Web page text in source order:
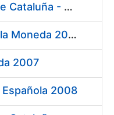
Gabinete Numismático de Cataluña - Museo Nacional de Arte de Cataluña 2007
Fundación Real Casa de la Moneda 2007
2007
2008